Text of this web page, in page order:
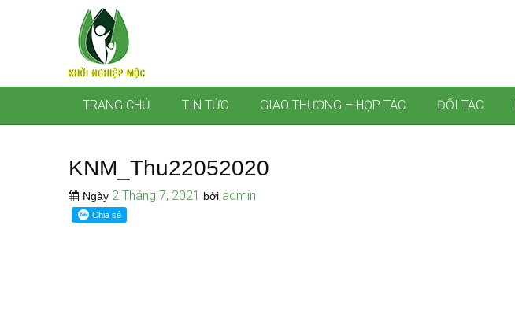
TRANG CHỦ TIN TỨC GIAO THƯƠNG – HỢP TÁC ĐỐI TÁC
KNM_Thu22052020
Ngày 2 Tháng 7, 2021 bởi admin